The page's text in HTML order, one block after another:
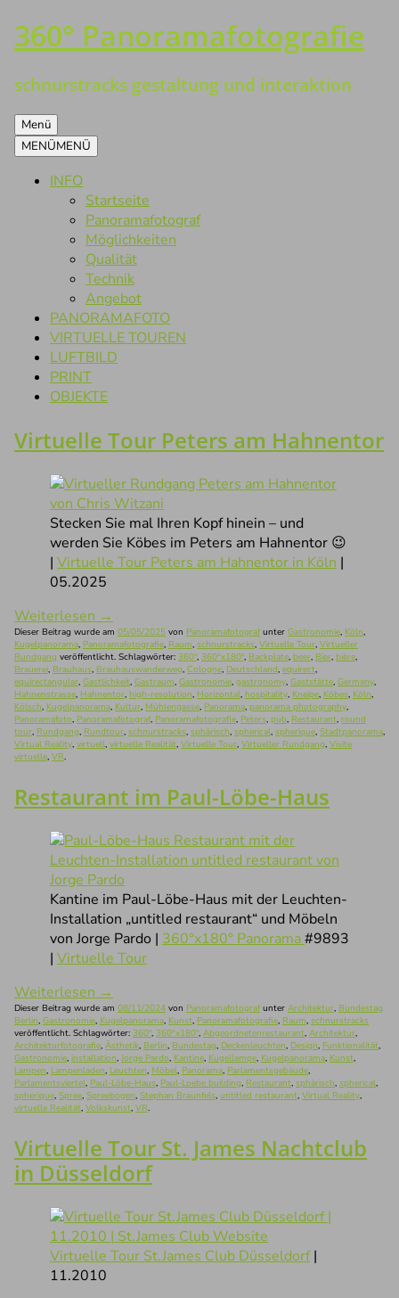
Zum
Inhalt
360° Panoramafotografie
schnurstracks gestaltung und interaktion
Menü
MENÜMENÜ
INFO
Startseite
Panoramafotograf
Möglichkeiten
Qualität
Technik
Angebot
PANORAMAFOTO
VIRTUELLE TOUREN
LUFTBILD
PRINT
OBJEKTE
Virtuelle Tour Peters am Hahnentor
Stecken Sie mal Ihren Kopf hinein – und
werden Sie Köbes im Peters am Hahnentor 😉
| Virtuelle Tour Peters am Hahnentor in Köln |
05.2025
Weiterlesen →
Dieser Beitrag wurde am 05/05/2025 von Panoramafotografunter Gastronomie, Köln,
Kugelpanorama, Panoramafotografie, Raum, schnurstracks, Virtuelle Tour, Virtueller
Rundgang veröffentlicht. Schlagwörter: 360°, 360°x180°, Backplate, beer, Bier, bière,
Brauerei, Brauhaus, Brauhauswanderweg, Cologne, Deutschland, equirect,
equirectangular, Gastlichkeit, Gastraum, Gastronomie, gastronomy, Gaststätte, Germany,
Hahnenstrasse, Hahnentor, high-resolution, Horizontal, hospitality, Kneipe, Köbes, Köln,
Kölsch, Kugelpanorama, Kultur, Mühlengasse, Panorama, panorama photography,
Panoramafoto, Panoramafotograf, Panoramafotografie, Peters, pub, Restaurant, round
tour, Rundgang, Rundtour, schnurstracks, sphärisch, spherical, spherique, Stadtpanorama,
Virtual Reality, virtuell, virtuelle Realität, Virtuelle Tour, Virtueller Rundgang, Visite
virtuelle, VR.
Restaurant im Paul-Löbe-Haus
Kantine im Paul-Löbe-Haus mit der Leuchten-
Installation „untitled restaurant“ und Möbeln
von Jorge Pardo | 360°x180° Panorama#9893
| Virtuelle Tour
Weiterlesen →
Dieser Beitrag wurde am 08/11/2024 von Panoramafotografunter Architektur, Bundestag
Berlin, Gastronomie, Kugelpanorama, Kunst, Panoramafotografie, Raum, schnurstracks
veröffentlicht. Schlagwörter: 360°, 360°x180°, Abgeordnetenrestaurant, Architektur,
Architekturfotografie, Ästhetik, Berlin, Bundestag, Deckenleuchten, Design, Funktionalität,
Gastronomie, installation, Jorge Pardo, Kantine, Kugellampe, Kugelpanorama, Kunst,
Lampen, Lampenladen, Leuchten, Möbel, Panorama, Parlamentsgebäude,
Parlamentsviertel, Paul-Löbe-Haus, Paul-Loebe building, Restaurant, sphärisch, spherical,
spherique, Spree, Spreebogen, Stephan Braunfels, untitled restaurant, Virtual Reality,
virtuelle Realität, Volkskunst, VR.
Virtuelle Tour St. James Nachtclub
in Düsseldorf
Virtuelle Tour St.James Club Düsseldorf|
11.2010